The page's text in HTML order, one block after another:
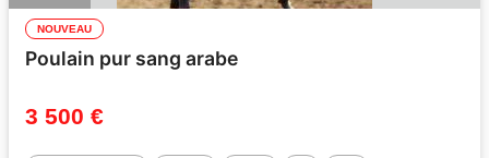
NOUVEAU
Poulain pur sang arabe
3 500 €